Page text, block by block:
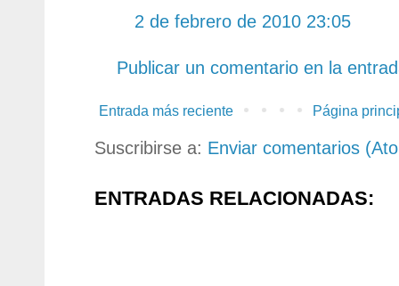
2 de febrero de 2010 23:05
Publicar un comentario en la
Entrada más reciente Página
Suscribirse a: Enviar comentarios
ENTRADAS RELACIONADAS: